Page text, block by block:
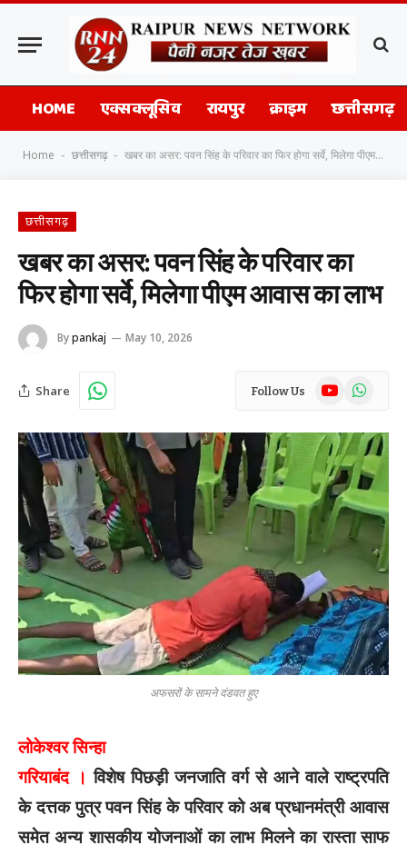
HOME एक्सक्लूसिव रायपुर क्राइम छत्तीसगढ़
Home - छत्तीसगढ़ - खबर का असर: पवन सिंह के परिवार का फिर होगा सर्वे, मिलेगा पीएम आवास का लाभ
छत्तीसगढ़
खबर का असर: पवन सिंह के परिवार का
फिर होगा सर्वे, मिलेगा पीएम आवास का लाभ
Bypankaj May 10, 2026
Share Follow Us YouTubeWhatsApp
अफसरों के सामने दंडवत हुए
लोकेश्वर सिन्हा
गरियाबंद । विशेष पिछड़ी जनजाति वर्ग से आने वाले राष्ट्रपति
के दत्तक पुत्र पवन सिंह के परिवार को अब प्रधानमंत्री आवास
समेत अन्य शासकीय योजनाओं का लाभ मिलने का रास्ता साफ